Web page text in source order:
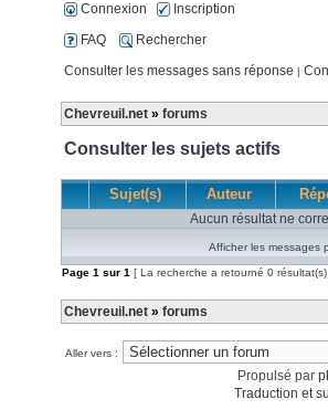
Connexion
Inscription
FAQ
Rechercher
Consulter les messages sans réponse |
Chevreuil.net » forums
Consulter les sujets actifs
Sujet(s) Auteur
Aucun résultat ne
Afficher les messages
Page 1 sur 1 [ La recherche a retourné 0 résultat(s)
Chevreuil.net » forums
Aller vers :
Propulsé par
Traduction et